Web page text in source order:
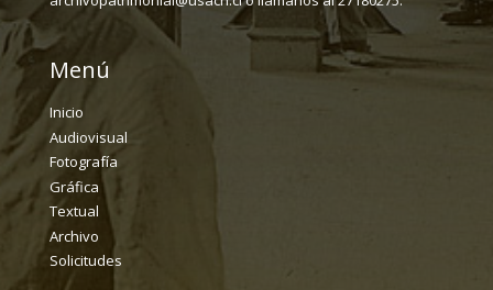
Menú
Inicio
Audiovisual
Fotografía
Gráfica
Textual
Archivo
Solicitudes